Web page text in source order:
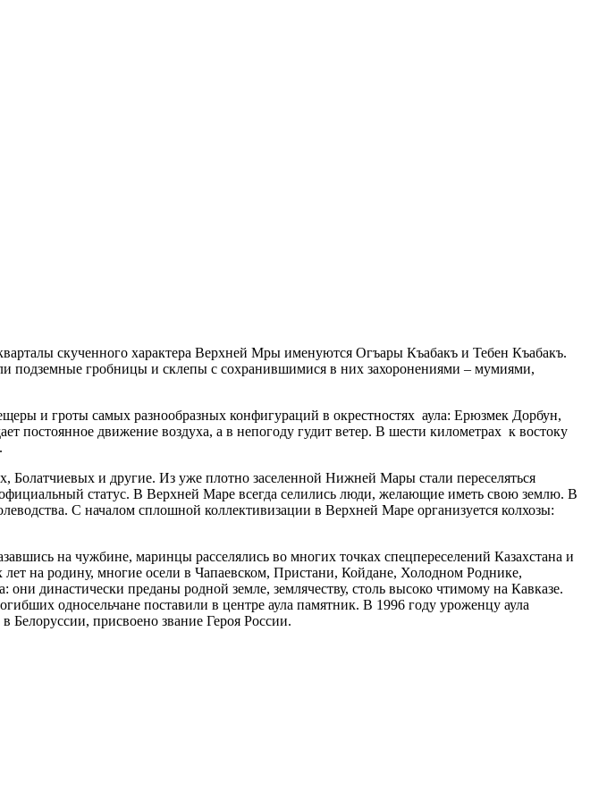
скученного характера Верхней Мры именуются Огъары Къабакъ и Тебен Къабакъ.
подземные гробницы и склепы с сохранившимися в них захоронениями – мумиями,
и гроты самых разнообразных конфигураций в окрестностях аула: Ерюзмек Дорбун,
постоянное движение воздуха, а в непогоду гудит ветер. В шести километрах к востоку
и другие. Из уже плотно заселенной Нижней Мары стали переселяться
статус. В Верхней Маре всегда селились люди, желающие иметь свою землю. В
С началом сплошной коллективизации в Верхней Маре организуется колхозы:
на чужбине, маринцы расселялись во многих точках спецпереселений Казахстана и
на родину, многие осели в Чапаевском, Пристани, Койдане, Холодном Роднике,
династически преданы родной земле, землячеству, столь высоко чтимому на Кавказе.
односельчане поставили в центре аула памятник. В 1996 году уроженцу аула
присвоено звание Героя России.